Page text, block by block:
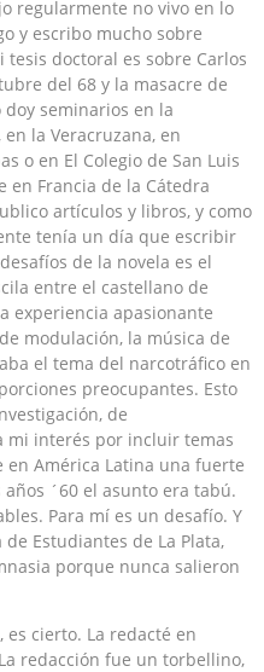
regularmente no vivo en lo
y escribo mucho sobre
doctoral es sobre Carlos
del 68 y la masacre de
doy seminarios en la
la Veracruzana, en
o en El Colegio de San Luis
en Francia de la Cátedra
artículos y libros, y como
tenía un día que escribir
de la novela es el
entre el castellano de
experiencia apasionante
modulación, la música de
el tema del narcotráfico en
preocupantes. Esto
de
mi interés por incluir temas
América Latina una fuerte
´60 el asunto era tabú.
Para mí es un desafío. Y
Estudiantes de La Plata,
porque nunca salieron
cierto. La redacté en
redacción fue un torbellino,